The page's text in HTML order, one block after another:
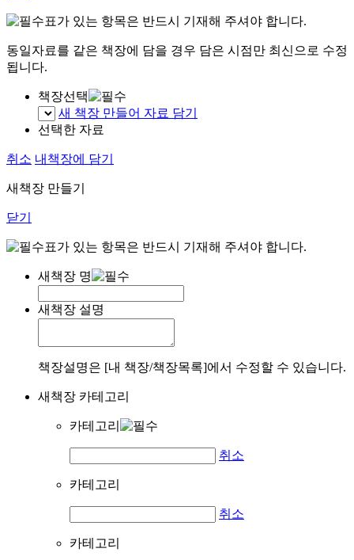
표가 있는 항목은 반드시 기재해 주셔야 합니다.
동일자료를 같은 책장에 담을 경우 담은 시점만 최신으로 수정
됩니다.
책장선택
새 책장 만들어 자료 담기
선택한 자료
취소 내책장에 담기
새책장 만들기
닫기
표가 있는 항목은 반드시 기재해 주셔야 합니다.
새책장 명
새책장 설명
책장설명은 [내 책장/책장목록]에서 수정할 수 있습니다.
새책장 카테고리
카테고리
취소
카테고리
취소
카테고리